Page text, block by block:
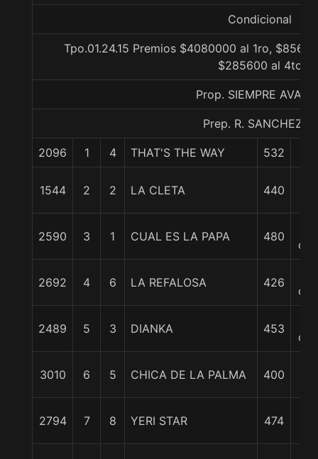
Condicional
Tpo.01.24.15 Premios $4080000 al 1ro,
$285600 al 4to
Prop. SIEMPRE
Prep. R. SANCHEZ Q.
2096 1 4 THAT'S THE WAY 532
1544 2 2 LA CLETA 440
2590 3 1 CUAL ES LA PAPA 480
2692 4 6 LA REFALOSA 426
2489 5 3 DIANKA 453
3010 6 5 CHICA DE LA PALMA 400
2794 7 8 YERI STAR 474